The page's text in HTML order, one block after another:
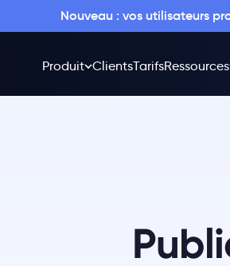
Nouveau : vos utilisateurs
Produit ClientsTarifsRessources